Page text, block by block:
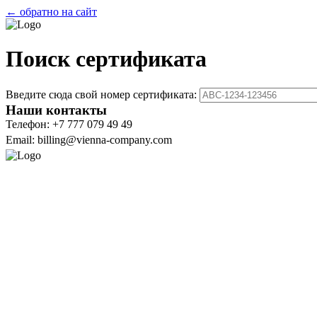
← обратно на сайт
Поиск сертификата
Введите сюда свой номер сертификата:
Наши контакты
Телефон: +7 777 079 49 49
Email: billing@vienna-company.com